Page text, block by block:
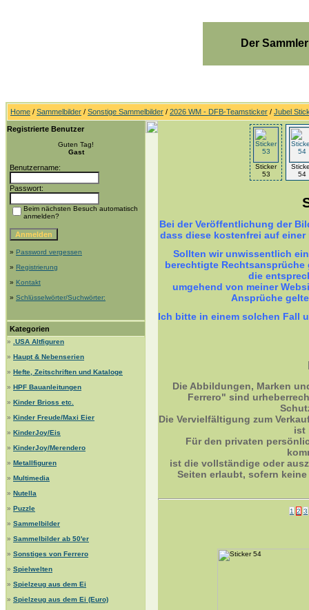
Der
Home / Sammelbilder / Sonstige Sammelbilder / 2026 WM - DFB-Teamsticker / Jubel
Registrierte Benutzer
Guten Tag!
Gast
Benutzername:
Passwort:
Beim nächsten Besuch automatisch
anmelden?
» Password vergessen
» Registrierung
» Kontakt
» Schlüsselwörter/Suchwörter:
Kategorien
»
.USA Altfiguren
» Haupt & Nebenserien
» Hefte, Zeitschriften und Kataloge
» HPF Bauanleitungen
» Kinder Brioss etc.
» Kinder Freude/Maxi Eier
» KinderJoy/Eis
» KinderJoy/Merendero
» Metallfiguren
» Multimedia
» Nutella
» Puzzle
» Sammelbilder
» Sammelbilder ab 50'er
» Sonstiges von Ferrero
» Spielwelten
» Spielzeug aus dem Ei
» Spielzeug aus dem Ei (Euro)
Sticker
53
54
Bei der Veröffentlichung der
dass diese kostenfrei auf
Sollten wir unwissentlich
berechtigte
die
umgehend von meiner
Ansprüche
Ich bitte in einem solchen Fall
Die Abbildungen, Marken
Ferrero" sind
Die Vervielfältigung zum
ist
Für den privaten
ist die vollständige oder
Seiten erlaubt, sofern
1 2 3